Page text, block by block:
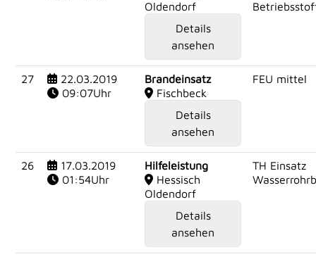
Oldendorf
Details
ansehen
27
22.03.2019
09:07Uhr
Brandeinsatz
Fischbeck
Details
ansehen
FEU mittel
26
17.03.2019
01:54Uhr
Hilfeleistung
Hessisch
Oldendorf
Details
ansehen
TH Einsatz